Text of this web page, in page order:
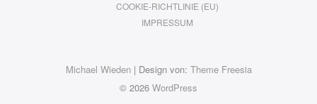
COOKIE-RICHTLINIE (EU)
IMPRESSUM
Michael Wieden| Design von: Theme Freesia
© 2026 WordPress